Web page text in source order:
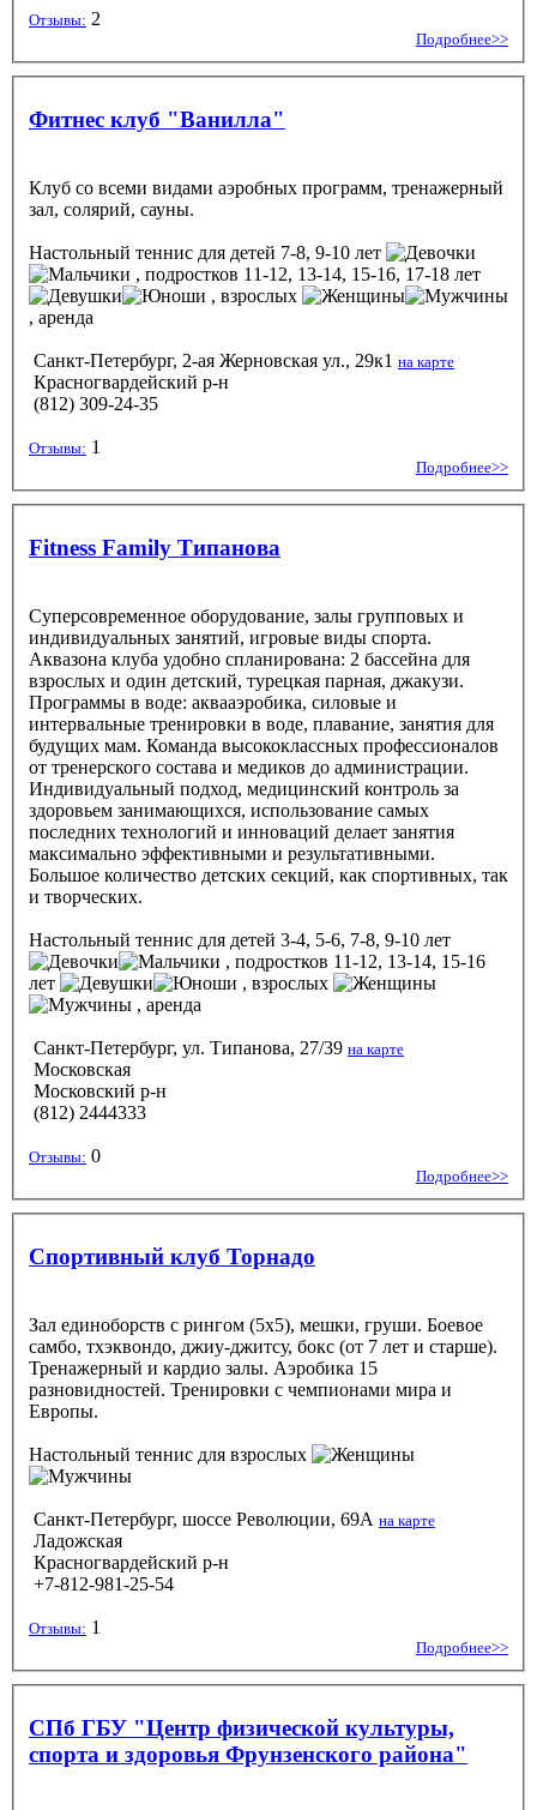
Отзывы: 2
Подробнее>>
Фитнес клуб "Ванилла"
Клуб со всеми видами аэробных программ, тренажерный
зал, солярий, сауны.
Настольный теннис для детей 7-8, 9-10 лет
, подростков 11-12, 13-14, 15-16, 17-18 лет
, взрослых
, аренда
Санкт-Петербург, 2-ая Жерновская ул., 29к1 на карте
Красногвардейский р-н
(812) 309-24-35
Отзывы: 1
Подробнее>>
Fitness Family Типанова
Суперсовременное оборудование, залы групповых и
индивидуальных занятий, игровые виды спорта.
Аквазона клуба удобно спланирована: 2 бассейна для
взрослых и один детский, турецкая парная, джакузи.
Программы в воде: аквааэробика, силовые и
интервальные тренировки в воде, плавание, занятия для
будущих мам. Команда высококлассных профессионалов
от тренерского состава и медиков до администрации.
Индивидуальный подход, медицинский контроль за
здоровьем занимающихся, использование самых
последних технологий и инноваций делает занятия
максимально эффективными и результативными.
Большое количество детских секций, как спортивных, так
и творческих.
Настольный теннис для детей 3-4, 5-6, 7-8, 9-10 лет
, подростков 11-12, 13-14, 15-16
лет
, взрослых
, аренда
Санкт-Петербург, ул. Типанова, 27/39 на карте
Московская
Московский р-н
(812) 2444333
Отзывы: 0
Подробнее>>
Спортивный клуб Торнадо
Зал единоборств с рингом (5х5), мешки, груши. Боевое
самбо, тхэквондо, джиу-джитсу, бокс (от 7 лет и старше).
Тренажерный и кардио залы. Аэробика 15
разновидностей. Тренировки с чемпионами мира и
Европы.
Настольный теннис для взрослых
Санкт-Петербург, шоссе Революции, 69А на карте
Ладожская
Красногвардейский р-н
+7-812-981-25-54
Отзывы: 1
Подробнее>>
СПб ГБУ "Центр физической культуры,
спорта и здоровья Фрунзенского района"